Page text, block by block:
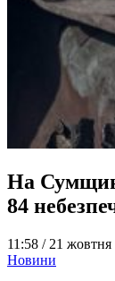
На
84
11:58 / 21 жовтня
Новини